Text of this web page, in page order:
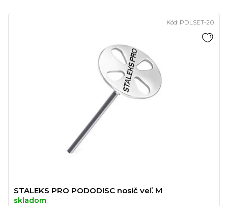
STALEKS PRO PODODISC nosič veľ. M
skladom
Kód: PDLSET-20